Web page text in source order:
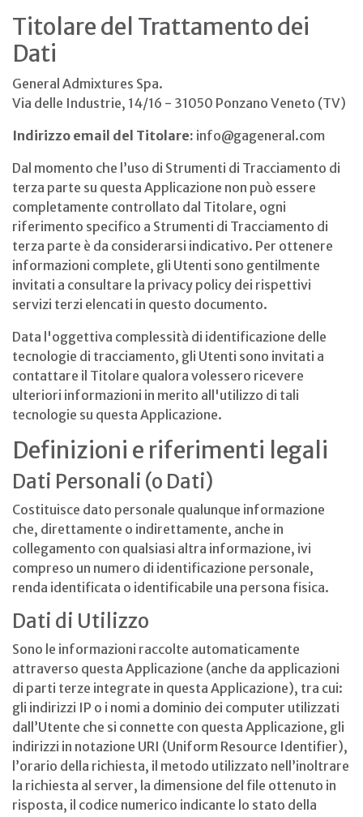
Titolare del Trattamento dei
Dati
General Admixtures Spa.
Via delle Industrie, 14/16 - 31050 Ponzano Veneto (TV)
Indirizzo email del Titolare: info@gageneral.com
Dal momento che l’uso di Strumenti di Tracciamento di
terza parte su questa Applicazione non può essere
completamente controllato dal Titolare, ogni
riferimento specifico a Strumenti di Tracciamento di
terza parte è da considerarsi indicativo. Per ottenere
informazioni complete, gli Utenti sono gentilmente
invitati a consultare la privacy policy dei rispettivi
servizi terzi elencati in questo documento.
Data l'oggettiva complessità di identificazione delle
tecnologie di tracciamento, gli Utenti sono invitati a
contattare il Titolare qualora volessero ricevere
ulteriori informazioni in merito all'utilizzo di tali
tecnologie su questa Applicazione.
Definizioni e riferimenti legali
Dati Personali (o Dati)
Costituisce dato personale qualunque informazione
che, direttamente o indirettamente, anche in
collegamento con qualsiasi altra informazione, ivi
compreso un numero di identificazione personale,
renda identificata o identificabile una persona fisica.
Dati di Utilizzo
Sono le informazioni raccolte automaticamente
attraverso questa Applicazione (anche da applicazioni
di parti terze integrate in questa Applicazione), tra cui:
gli indirizzi IP o i nomi a dominio dei computer utilizzati
dall’Utente che si connette con questa Applicazione, gli
indirizzi in notazione URI (Uniform Resource Identifier),
l’orario della richiesta, il metodo utilizzato nell’inoltrare
la richiesta al server, la dimensione del file ottenuto in
risposta, il codice numerico indicante lo stato della